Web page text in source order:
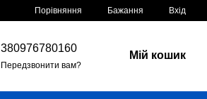
Порівняння Бажання Вхід
380976780160
Передзвонити вам?
Мій кошик